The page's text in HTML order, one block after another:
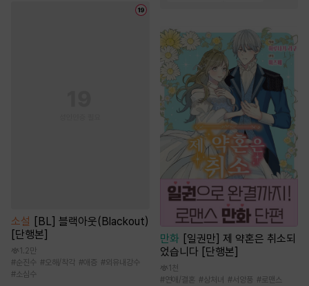
소설 [BL] 블랙아웃(Blackout)
[단행본]
1.2만
#순진수 #오해/착각 #애증 #외유내강수
#소심수
만화 [일권만] 제 약혼은 취소되
었습니다 [단행본]
1천
#연애/결혼 #상처녀 #서양풍 #로맨스